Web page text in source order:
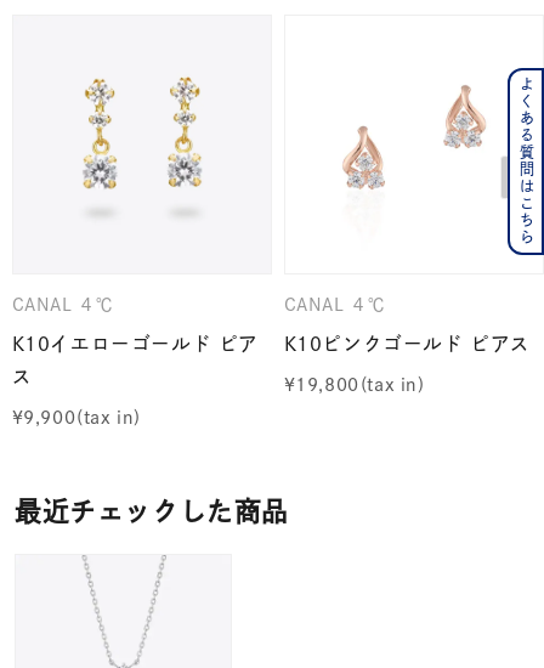
CANAL ４℃
K10イエローゴールド ピア
ス
¥9,900
CANAL ４℃
K10ピンクゴールド ピアス
¥19,800
最近チェックした商品
よくある質問はこちら